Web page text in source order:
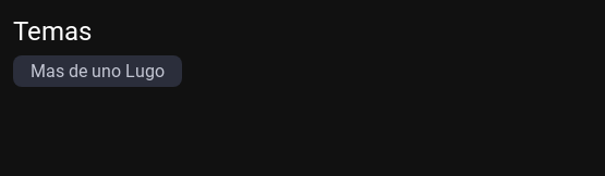
Temas
Mas de uno Lugo